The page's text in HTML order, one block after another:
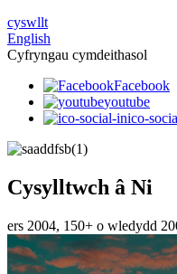
cyswllt
English
Cyfryngau cymdeithasol
Facebook
youtube
ico-
Cysylltwch â Ni
ers 2004, 150+ o wledydd